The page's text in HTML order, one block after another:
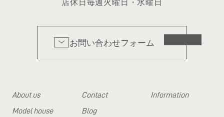
お問い合わせフォーム
About us
Model house
Contact
Blog
Information